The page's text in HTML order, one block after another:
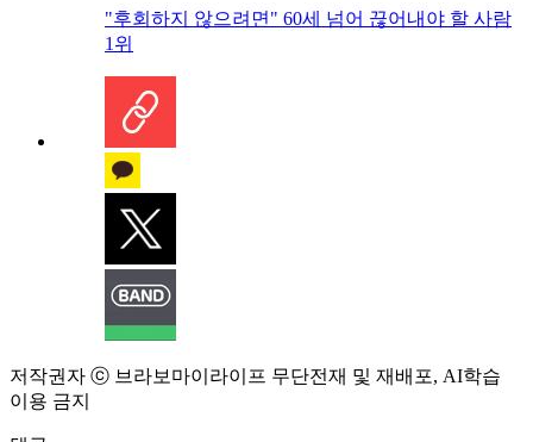
"후회하지 않으려면" 60세 넘어 끊어내야 할 사람
1위
저작권자 ⓒ 브라보마이라이프 무단전재 및 재배포, AI학습
이용 금지